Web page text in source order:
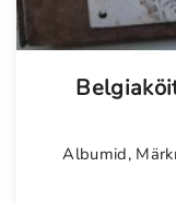
Albumid,